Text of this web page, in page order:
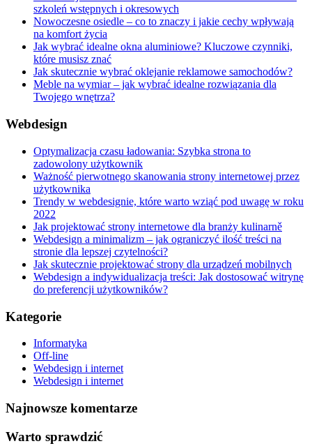
szkoleń wstępnych i okresowych
Nowoczesne osiedle – co to znaczy i jakie cechy wpływają
na komfort życia
Jak wybrać idealne okna aluminiowe? Kluczowe czynniki,
które musisz znać
Jak skutecznie wybrać oklejanie reklamowe samochodów?
Meble na wymiar – jak wybrać idealne rozwiązania dla
Twojego wnętrza?
Webdesign
Optymalizacja czasu ładowania: Szybka strona to
zadowolony użytkownik
Ważność pierwotnego skanowania strony internetowej przez
użytkownika
Trendy w webdesignie, które warto wziąć pod uwagę w roku
2022
Jak projektować strony internetowe dla branży kulinarně
Webdesign a minimalizm – jak ograniczyć ilość treści na
stronie dla lepszej czytelności?
Jak skutecznie projektować strony dla urządzeń mobilnych
Webdesign a indywidualizacja treści: Jak dostosować witrynę
do preferencji użytkowników?
Kategorie
Informatyka
Off-line
Webdesign i internet
Webdesign i internet
Najnowsze komentarze
Warto sprawdzić